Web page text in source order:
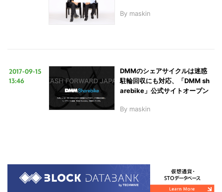
By maskin
2017-09-15
13:46
DMMのシェアサイクルは迷惑
駐輪回収にも対応、「DMM sh
arebike」公式サイトオープン
By maskin